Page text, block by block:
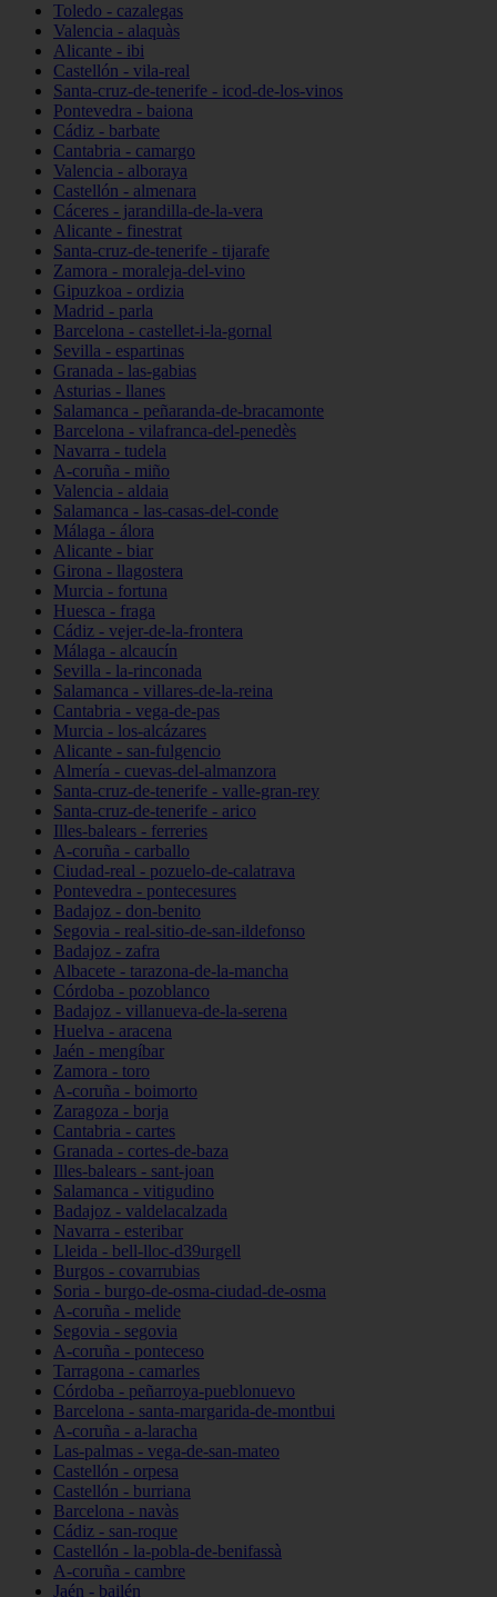
Toledo - cazalegas
Valencia - alaquàs
Alicante - ibi
Castellón - vila-real
Santa-cruz-de-tenerife - icod-de-los-vinos
Pontevedra - baiona
Cádiz - barbate
Cantabria - camargo
Valencia - alboraya
Castellón - almenara
Cáceres - jarandilla-de-la-vera
Alicante - finestrat
Santa-cruz-de-tenerife - tijarafe
Zamora - moraleja-del-vino
Gipuzkoa - ordizia
Madrid - parla
Barcelona - castellet-i-la-gornal
Sevilla - espartinas
Granada - las-gabias
Asturias - llanes
Salamanca - peñaranda-de-bracamonte
Barcelona - vilafranca-del-penedès
Navarra - tudela
A-coruña - miño
Valencia - aldaia
Salamanca - las-casas-del-conde
Málaga - álora
Alicante - biar
Girona - llagostera
Murcia - fortuna
Huesca - fraga
Cádiz - vejer-de-la-frontera
Málaga - alcaucín
Sevilla - la-rinconada
Salamanca - villares-de-la-reina
Cantabria - vega-de-pas
Murcia - los-alcázares
Alicante - san-fulgencio
Almería - cuevas-del-almanzora
Santa-cruz-de-tenerife - valle-gran-rey
Santa-cruz-de-tenerife - arico
Illes-balears - ferreries
A-coruña - carballo
Ciudad-real - pozuelo-de-calatrava
Pontevedra - pontecesures
Badajoz - don-benito
Segovia - real-sitio-de-san-ildefonso
Badajoz - zafra
Albacete - tarazona-de-la-mancha
Córdoba - pozoblanco
Badajoz - villanueva-de-la-serena
Huelva - aracena
Jaén - mengíbar
Zamora - toro
A-coruña - boimorto
Zaragoza - borja
Cantabria - cartes
Granada - cortes-de-baza
Illes-balears - sant-joan
Salamanca - vitigudino
Badajoz - valdelacalzada
Navarra - esteribar
Lleida - bell-lloc-d39urgell
Burgos - covarrubias
Soria - burgo-de-osma-ciudad-de-osma
A-coruña - melide
Segovia - segovia
A-coruña - ponteceso
Tarragona - camarles
Córdoba - peñarroya-pueblonuevo
Barcelona - santa-margarida-de-montbui
A-coruña - a-laracha
Las-palmas - vega-de-san-mateo
Castellón - orpesa
Castellón - burriana
Barcelona - navàs
Cádiz - san-roque
Castellón - la-pobla-de-benifassà
A-coruña - cambre
Jaén - bailén